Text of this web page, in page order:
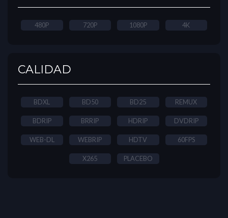
480P 720P 1080P 4K
CALIDAD
BDXL BD50 BD25 REMUX
BDRIP BRRIP HDRIP DVDRIP
WEB-DL WEBRIP HDTV 60FPS
X265 PLACEBO